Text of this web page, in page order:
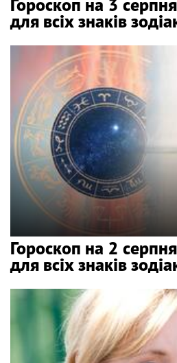
для всіх знаків
Гороскоп на 2
для всіх знаків